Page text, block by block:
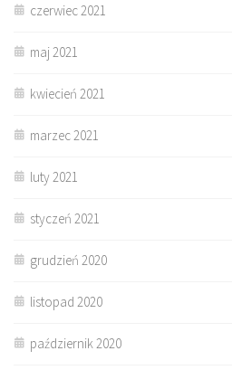
czerwiec 2021
maj 2021
kwiecień 2021
marzec 2021
luty 2021
styczeń 2021
grudzień 2020
listopad 2020
październik 2020